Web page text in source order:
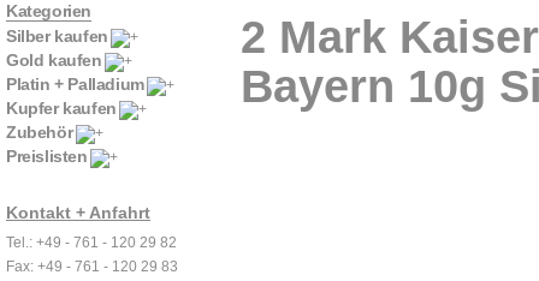
Kategorien
Silber kaufen
Gold kaufen
Platin + Palladium
Kupfer kaufen
Zubehör
Preislisten
Kontakt + Anfahrt
Tel.: +49 - 761 - 120 29 82
Fax: +49 - 761 - 120 29 83
2 Mark
Bayern 10g